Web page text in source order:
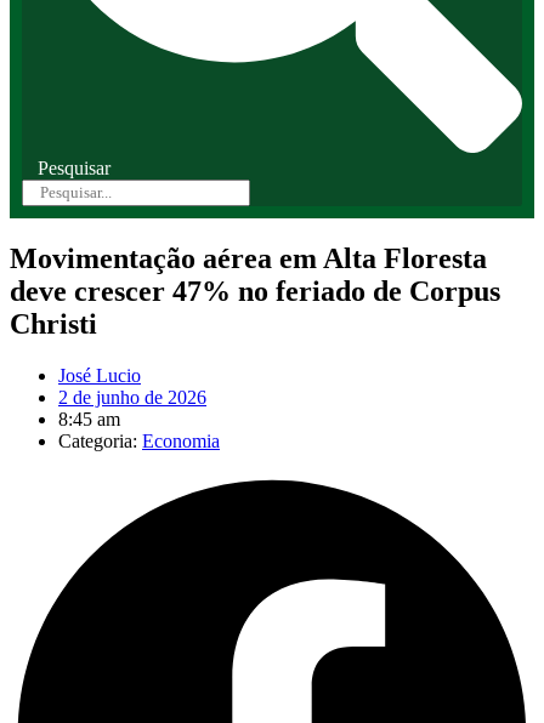
Pesquisar
Movimentação aérea em Alta Floresta
deve crescer 47% no feriado de Corpus
Christi
José Lucio
2 de junho de 2026
8:45 am
Categoria: Economia